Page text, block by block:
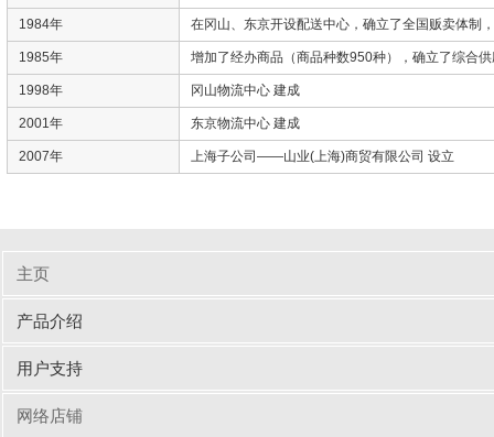
1984年 在冈山、东京开设配送中心，确立了全国贩卖体制
1985年 增加了经办商品（商品种数950种），确立了综合
1998年 冈山物流中心 建成
2001年 东京物流中心 建成
2007年 上海子公司——山业(上海)商贸有限公司 设立
主页
产品介绍
输入周边设备
网线/线缆
电脑配件
手机/平板配件
桌子
椅子
商业办公
用户支持
驱动/说明书下载
Q&A（常见问题）
网络店铺